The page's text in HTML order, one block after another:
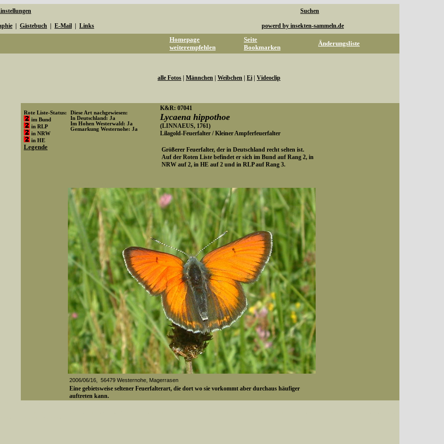
Suchen
Gästebuch E-Mail Links powerd by insekten-sammeln.de
Homepage
weiterempfehlen
Seite
Bookmarken
Änderungsliste
alle Fotos Männchen Weibchen Ei Videoclip
Rote Liste-Status:
im Bund
in RLP
in NRW
in HE
Legende
Diese Art nachgewiesen:
In Deutschland: Ja
Im Hohen Westerwald: Ja
Gemarkung Westernohe: Ja
K&R: 07041
Lycaena hippothoe
(LINNAEUS, 1761)
Lilagold-Feuerfalter / Kleiner Ampferfeuerfalter
Größerer Feuerfalter, der in Deutschland recht selten ist.
Auf der Roten Liste befindet er sich im Bund auf Rang 2, in
NRW auf 2, in HE auf 2 und in RLP auf Rang 3.
2006/06/16, 56479 Westernohe, Magerrasen
Eine gebietsweise seltener Feuerfalterart, die dort wo sie vorkommt aber durchaus häufiger
auftreten kann.